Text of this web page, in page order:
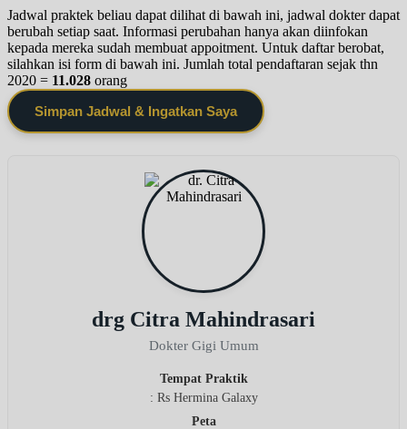
Jadwal praktek beliau dapat dilihat di bawah ini, jadwal dokter dapat
berubah setiap saat. Informasi perubahan hanya akan diinfokan
kepada mereka sudah membuat appoitment. Untuk daftar berobat,
silahkan isi form di bawah ini. Jumlah total pendaftaran sejak thn
2020 = 11.028 orang
Simpan Jadwal & Ingatkan Saya
drg Citra Mahindrasari
Dokter Gigi Umum
Tempat Praktik
: Rs Hermina Galaxy
Peta